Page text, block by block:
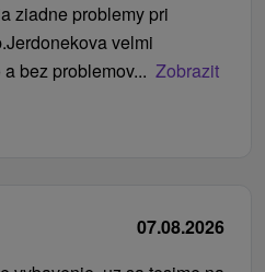
ziadne problemy pri
velmi
bez problemov... Zobrazit
07.08.2026